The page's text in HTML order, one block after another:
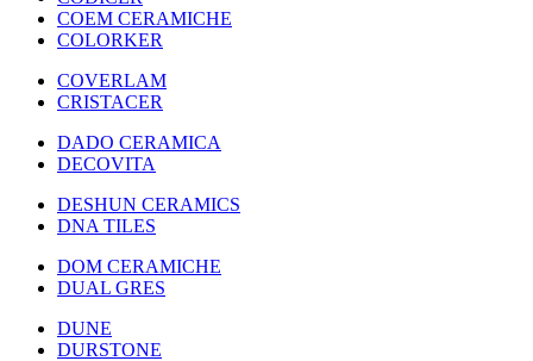
COEM CERAMICHE
COLORKER
COVERLAM
CRISTACER
DADO CERAMICA
DECOVITA
DESHUN CERAMICS
DNA TILES
DOM CERAMICHE
DUAL GRES
DUNE
DURSTONE